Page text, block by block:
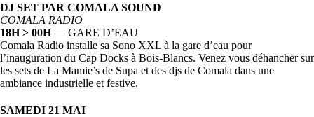
DJ SET PAR COMALA SOUND
COMALA RADIO
18H > 00H— GARE D’EAU
Comala Radio installe sa Sono XXL à la gare d’eau pour
l’inauguration du Cap Docks à Bois-Blancs. Venez vous déhancher sur
les sets de La Mamie’s de Supa et des djs de Comala dans une
ambiance industrielle et festive.
SAMEDI 21 MAI